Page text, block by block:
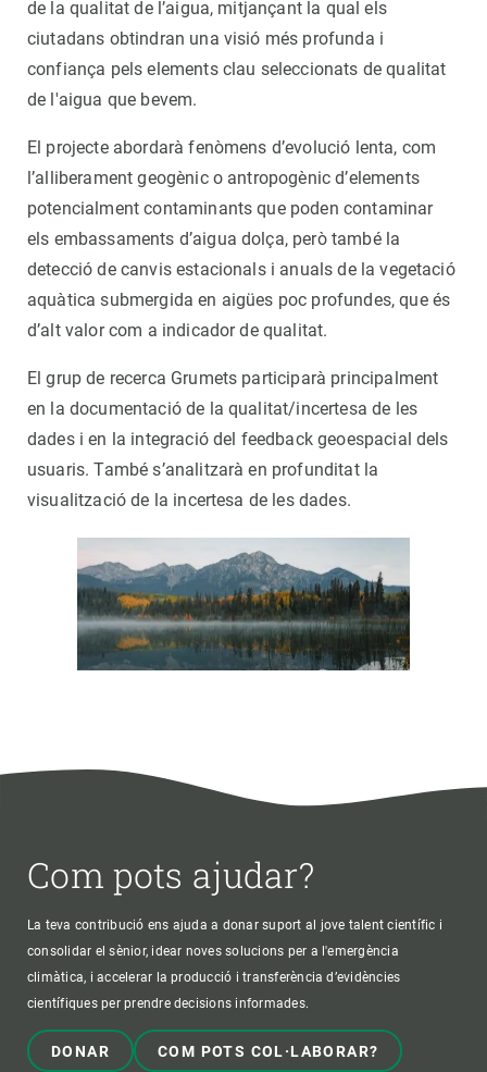
de la qualitat de l’aigua, mitjançant la qual els
ciutadans obtindran una visió més profunda i
confiança pels elements clau seleccionats de qualitat
de l'aigua que bevem.
El projecte abordarà fenòmens d’evolució lenta, com
l’alliberament geogènic o antropogènic d’elements
potencialment contaminants que poden contaminar
els embassaments d’aigua dolça, però també la
detecció de canvis estacionals i anuals de la vegetació
aquàtica submergida en aigües poc profundes, que és
d’alt valor com a indicador de qualitat.
El grup de recerca Grumets participarà principalment
en la documentació de la qualitat/incertesa de les
dades i en la integració del feedback geoespacial dels
usuaris. També s’analitzarà en profunditat la
visualització de la incertesa de les dades.
Com pots ajudar?
La teva contribució ens ajuda a donar suport al jove talent científic i
consolidar el sènior, idear noves solucions per a l'emergència
climàtica, i accelerar la producció i transferència d’evidències
científiques per prendre decisions informades.
DONAR COM POTS COL·LABORAR?